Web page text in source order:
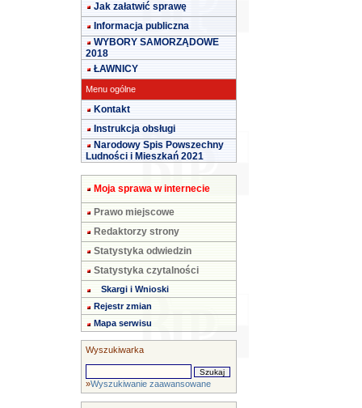
Jak załatwić sprawę
Informacja publiczna
WYBORY SAMORZĄDOWE
2018
ŁAWNICY
Menu ogólne
Kontakt
Instrukcja obsługi
Narodowy Spis Powszechny
Ludności i Mieszkań 2021
Moja sprawa w internecie
Prawo miejscowe
Redaktorzy strony
Statystyka odwiedzin
Statystyka czytalności
Skargi i Wnioski
Rejestr zmian
Mapa serwisu
Wyszukiwarka
»Wyszukiwanie zaawansowane